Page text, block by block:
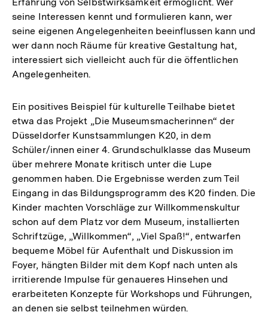
seine Interessen kennt und formulieren kann, wer
seine eigenen Angelegenheiten beeinflussen kann und
wer dann noch Räume für kreative Gestaltung hat,
interessiert sich vielleicht auch für die öffentlichen
Angelegenheiten.
Ein positives Beispiel für kulturelle Teilhabe bietet
etwa das Projekt „Die Museumsmacherinnen“ der
Düsseldorfer Kunstsammlungen K20, in dem
Schüler/innen einer 4. Grundschulklasse das Museum
über mehrere Monate kritisch unter die Lupe
genommen haben. Die Ergebnisse werden zum Teil
Eingang in das Bildungsprogramm des K20 finden. Die
Kinder machten Vorschläge zur Willkommenskultur
schon auf dem Platz vor dem Museum, installierten
Schriftzüge, „Willkommen“, „Viel Spaß!“, entwarfen
bequeme Möbel für Aufenthalt und Diskussion im
Foyer, hängten Bilder mit dem Kopf nach unten als
irritierende Impulse für genaueres Hinsehen und
erarbeiteten Konzepte für Workshops und Führungen,
an denen sie selbst teilnehmen würden.